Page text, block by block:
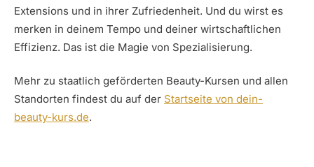
Extensions und in ihrer Zufriedenheit. Und du wirst es
merken in deinem Tempo und deiner wirtschaftlichen
Effizienz. Das ist die Magie von Spezialisierung.
Mehr zu staatlich geförderten Beauty-Kursen und allen
Standorten findest du auf der Startseite von dein-
beauty-kurs.de.